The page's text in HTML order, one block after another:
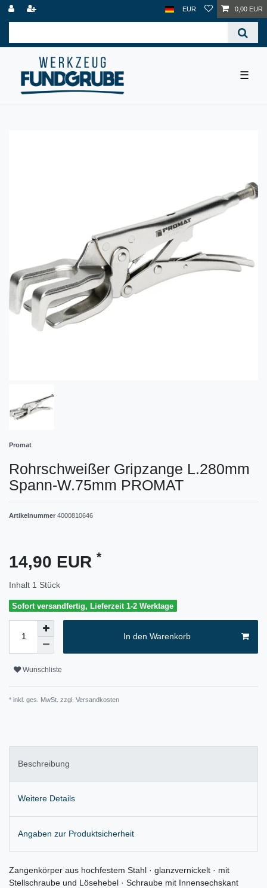
EUR 0,00 EUR
☰
Promat
Rohrschweißer Gripzange L.280mm
Spann-W.75mm PROMAT
Artikelnummer 4000810646
14,90 EUR *
Inhalt 1 Stück
Sofort versandfertig, Lieferzeit 1-2 Werktage
In den Warenkorb
Wunschliste
* inkl. ges. MwSt. zzgl. Versandkosten
Beschreibung
Weitere Details
Angaben zur Produktsicherheit
Zangenkörper aus hochfestem Stahl · glanzvernickelt · mit
Stellschraube und Lösehebel · Schraube mit Innensechskant